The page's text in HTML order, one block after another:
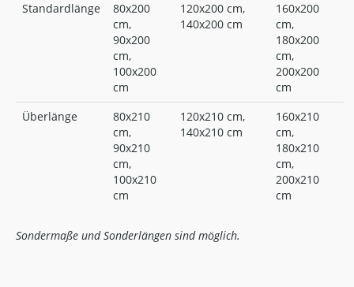
Standardlänge
80x200
cm,
90x200
cm,
100x200
cm
120x200 cm,
140x200 cm
160x200
cm,
180x200
cm,
200x200
cm
Überlänge
80x210
cm,
90x210
cm,
100x210
cm
120x210 cm,
140x210 cm
160x210
cm,
180x210
cm,
200x210
cm
Sondermaße und Sonderlängen sind möglich.